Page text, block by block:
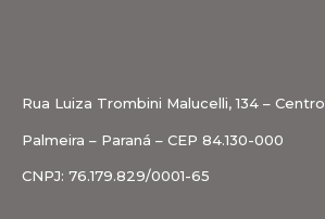
Rua Luiza Trombini Malucelli, 134 – Centro
Palmeira – Paraná – CEP 84.130-000
CNPJ: 76.179.829/0001-65